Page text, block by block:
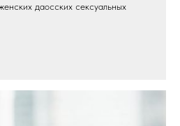
даосских сексуальных